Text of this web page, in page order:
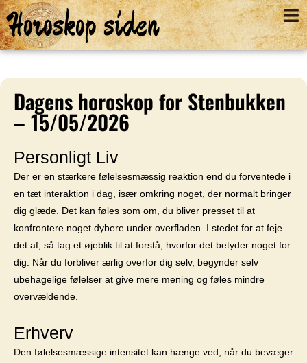
Horoskop siden
Dagens horoskop for Stenbukken
– 15/05/2026
Personligt Liv
Der er en stærkere følelsesmæssig reaktion end du forventede i
en tæt interaktion i dag, især omkring noget, der normalt bringer
dig glæde. Det kan føles som om, du bliver presset til at
konfrontere noget dybere under overfladen. I stedet for at feje
det af, så tag et øjeblik til at forstå, hvorfor det betyder noget for
dig. Når du forbliver ærlig overfor dig selv, begynder selv
ubehagelige følelser at give mere mening og føles mindre
overvældende.
Erhverv
Den følelsesmæssige intensitet kan hænge ved, når du bevæger